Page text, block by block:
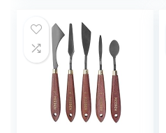
plamuurvulling en
gladde afwerking